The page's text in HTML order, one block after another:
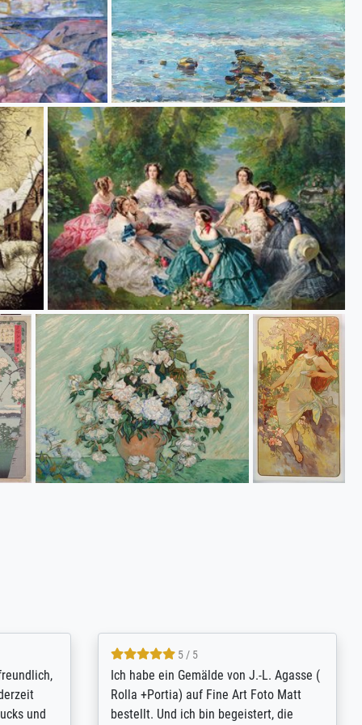
is
4.8 / 5
Qualité absolument irréprochable.
Extraordinaire diversité des thèmes
abordés et personnalisation des